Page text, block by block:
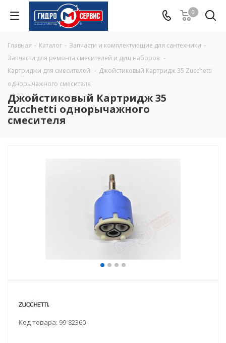
0
Главная - Каталог - Запчасти и комплектующие для сантехники -
Запчасти для ремонта смесителей и душ наборов -
Картриджи для смесителей - Джойстиковый Картридж 35 Zucchetti
однорычажного смесителя
Джойстиковый Картридж 35
Zucchetti однорычажного
смесителя
Код товара: 99-82360